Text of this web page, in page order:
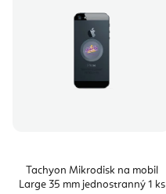
Tachyon Mikrodisk na mobil
Large 35 mm jednostranný 1 ks